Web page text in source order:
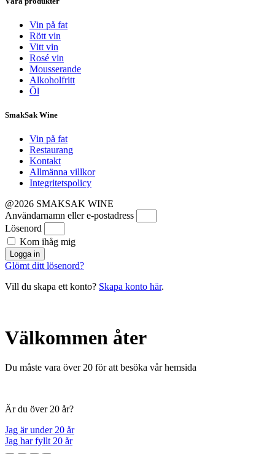
Vin på fat
Rött vin
Vitt vin
Rosé vin
Mousserande
Alkoholfritt
Öl
SmakSak Wine
Vin på fat
Restaurang
Kontakt
Allmänna villkor
Integritetspolicy
@2026 SMAKSAK WINE
Användarnamn eller e-postadress
Lösenord
Kom ihåg mig
Logga in
Glömt ditt lösenord?
Vill du skapa ett konto? Skapa konto här.
Välkommen åter
Du måste vara över 20 för att besöka vår hemsida
Är du över 20 år?
Jag är under 20 år
Jag har fyllt 20 år